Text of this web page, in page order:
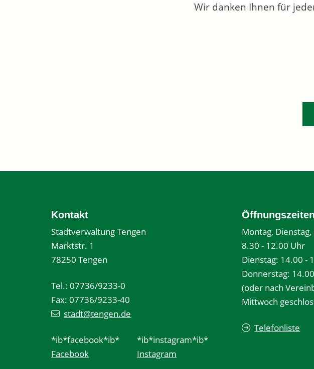
Wir danken Ihnen für
Kontakt
Stadtverwaltung Tengen
Marktstr. 1
78250 Tengen
Tel.: 07736/9233-0
Fax: 07736/9233-40
stadt@tengen.de
*ib*facebook*ib*
Facebook
*ib*instagram*ib*
Instagram
Montag,
8.30 - 12.00 Uhr
Dienstag: 14.00 -
Donnerstag:
(oder nach
Mittwoch
Telefonliste